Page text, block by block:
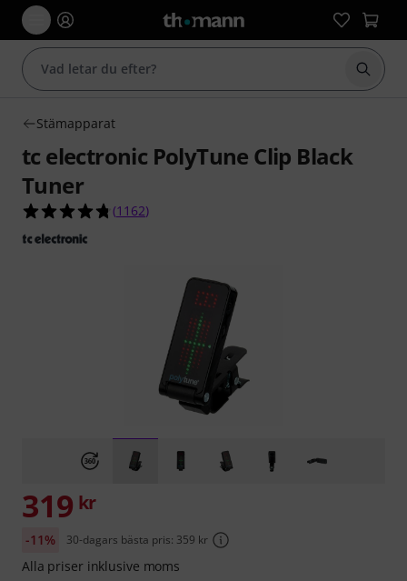
Börja
Stämapparat
tc electronic PolyTune Clip Black
Tuner
4.8 av 5 stjärnor från 1162 kundbetyg
(1162)
319 kr
-11% 30-dagars bästa pris: 359 kr
Alla priser inklusive moms